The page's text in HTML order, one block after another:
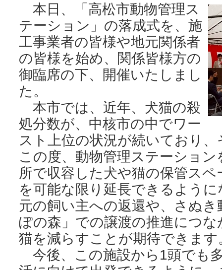
本日、「高松市動物管理ス
テーション」の落成式を、施
工事業者の皆様や地元関係者
の皆様を始め、関係皆様方の
御臨席の下、開催いたしまし
た。
本市では、近年、犬猫の殺
処分数が、中核市の中でワー
スト上位の状況が続いており
この度、動物管理ステーショ
所で収容した犬や猫の保管ス
を可能な限り延長できるよう
元の飼い主への返還や、さぬ
ぽの森」での譲渡の推進につ
猫を減らすことが期待できます
今後、この施設から1頭でも